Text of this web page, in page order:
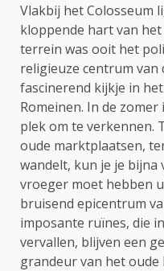
Vlakbij het Colosseum
kloppende hart van
terrein was ooit het
religieuze centrum van
fascinerend kijkje in
Romeinen. In de
plek om te verkennen.
oude marktplaatsen,
wandelt, kun je je
vroeger moet hebben
bruisend epicentrum
imposante ruïnes, die
vervallen, blijven een
grandeur van het oude